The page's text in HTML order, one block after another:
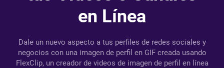
en Línea
Dale un nuevo aspecto a tus perfiles de redes sociales y
negocios con una imagen de perfil en GIF creada usando
FlexClip, un creador de videos de imagen de perfil en línea